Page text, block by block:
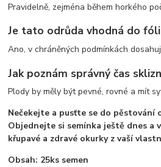
Pravidelně, zejména během horkého
Je tato odrůda vhodná do
Ano, v chráněných podmínkách
Jak poznám správný čas
Plody by měly být pevné, rovné a mít
Nečekejte a pusťte se do pěstování
Objednejte si semínka ještě dnes a
křupavé a zdravé okurky z vaší
Obsah: 25ks semen